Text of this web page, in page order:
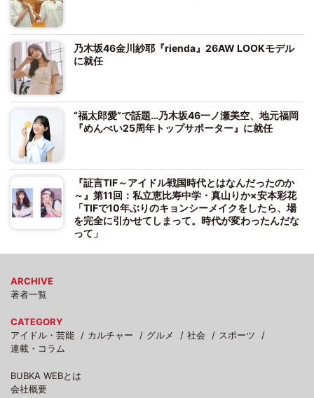
乃木坂46金川紗耶『rienda』26AW LOOKモデル
に就任
“福太郎愛”で話題…乃木坂46一ノ瀬美空、地元福岡
『めんべい25周年トップサポーター』に就任
『証言TIF～アイドル戦国時代とはなんだったのか
～』第11回：私立恵比寿中学・真山りか×安本彩花
「TIFで10年ぶりのキョンシーメイクをしたら、場
を完全に引かせてしまって。時代が変わったんだな
って」
ARCHIVE
著者一覧
CATEGORY
アイドル・芸能
カルチャー グルメ 社会
スポーツ
連載・コラム
BUBKA WEBとは
会社概要